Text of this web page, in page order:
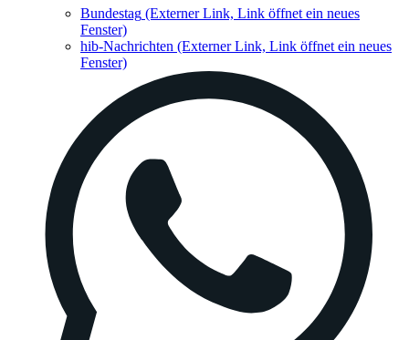
Bundestag (Externer Link, Link öffnet ein neues
Fenster)
hib-Nachrichten (Externer Link, Link öffnet ein neues
Fenster)